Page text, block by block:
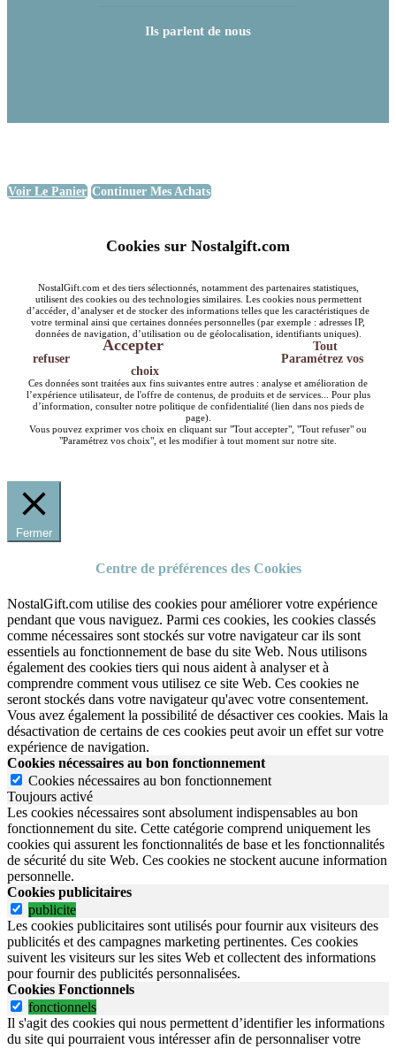
Ils parlent de nous
Voir Le Panier Continuer Mes Achats
Cookies sur Nostalgift.com
NostalGift.com et des tiers sélectionnés, notamment des partenaires statistiques,
utilisent des cookies ou des technologies similaires. Les cookies nous permettent
d’accéder, d’analyser et de stocker des informations telles que les caractéristiques de
votre terminal ainsi que certaines données personnelles (par exemple : adresses IP,
données de navigation, d’utilisation ou de géolocalisation, identifiants uniques).
Accepter
Tout
refuser
Paramétrez vos
choix
Ces données sont traitées aux fins suivantes entre autres : analyse et amélioration de
l’expérience utilisateur, de l'offre de contenus, de produits et de services... Pour plus
d’information, consulter notre politique de confidentialité (lien dans nos pieds de
page).
Vous pouvez exprimer vos choix en cliquant sur "Tout accepter", "Tout refuser" ou
"Paramétrez vos choix", et les modifier à tout moment sur notre site.
Fermer
Centre de préférences des Cookies
NostalGift.com utilise des cookies pour améliorer votre expérience
pendant que vous naviguez. Parmi ces cookies, les cookies classés
comme nécessaires sont stockés sur votre navigateur car ils sont
essentiels au fonctionnement de base du site Web. Nous utilisons
également des cookies tiers qui nous aident à analyser et à
comprendre comment vous utilisez ce site Web. Ces cookies ne
seront stockés dans votre navigateur qu'avec votre consentement.
Vous avez également la possibilité de désactiver ces cookies. Mais la
désactivation de certains de ces cookies peut avoir un effet sur votre
expérience de navigation.
Cookies nécessaires au bon fonctionnement
Cookies nécessaires au bon fonctionnement
Toujours activé
Les cookies nécessaires sont absolument indispensables au bon
fonctionnement du site. Cette catégorie comprend uniquement les
cookies qui assurent les fonctionnalités de base et les fonctionnalités
de sécurité du site Web. Ces cookies ne stockent aucune information
personnelle.
Cookies publicitaires
publicite
Les cookies publicitaires sont utilisés pour fournir aux visiteurs des
publicités et des campagnes marketing pertinentes. Ces cookies
suivent les visiteurs sur les sites Web et collectent des informations
pour fournir des publicités personnalisées.
Cookies Fonctionnels
fonctionnels
Il s'agit des cookies qui nous permettent d’identifier les informations
du site qui pourraient vous intéresser afin de personnaliser votre